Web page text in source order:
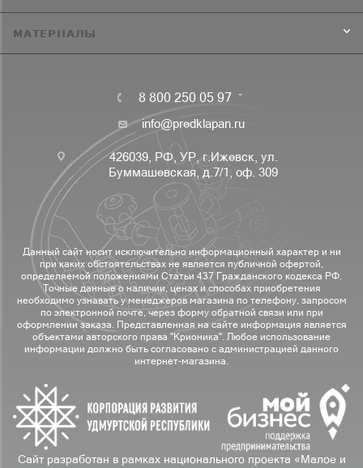
МАТЕРИАЛЫ
8 800 250 05 97
info@predklapan.ru
426039, РФ, УР, г.Ижевск, ул.
Буммашевская, д.7/1, оф. 309
Данный сайт носит исключительно информационный характер и ни
при каких обстоятельствах не является публичной офертой,
определяемой положениями Статьи 437 Гражданского кодекса РФ.
Точные данные о наличии, ценах и способах приобретения
необходимо узнавать у менеджеров магазина по телефону, запросом
по электронной почте, через форму обратной связи или при
оформлении заказа. Представленная на сайте информация является
объектами авторского права "Крионика". Любое использование
информации должно быть согласовано с администрацией данного
интернет-магазина.
Сайт разработан в рамках национального проекта «Малое и